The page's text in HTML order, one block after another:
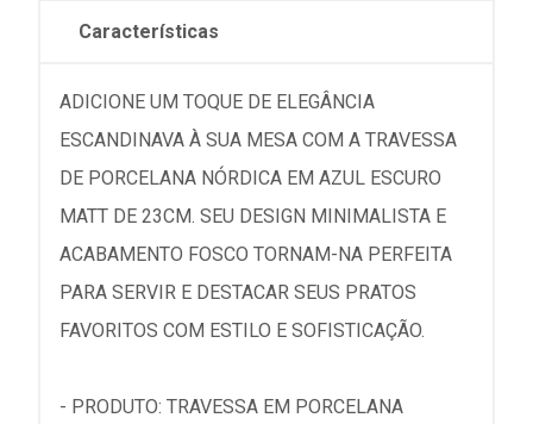
Características
ADICIONE UM TOQUE DE ELEGÂNCIA
ESCANDINAVA À SUA MESA COM A TRAVESSA
DE PORCELANA NÓRDICA EM AZUL ESCURO
MATT DE 23CM. SEU DESIGN MINIMALISTA E
ACABAMENTO FOSCO TORNAM-NA PERFEITA
PARA SERVIR E DESTACAR SEUS PRATOS
FAVORITOS COM ESTILO E SOFISTICAÇÃO.
- PRODUTO: TRAVESSA EM PORCELANA